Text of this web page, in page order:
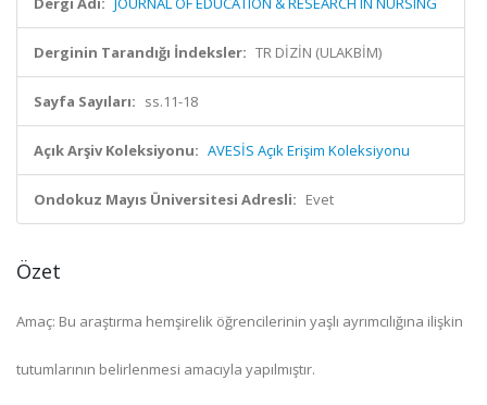
Derginin Tarandığı İndeksler: TR DİZİN (ULAKBİM)
Sayfa Sayıları: ss.11-18
Açık Arşiv Koleksiyonu: AVESİS Açık Erişim Koleksiyonu
Ondokuz Mayıs Üniversitesi Adresli: Evet
Özet
Amaç: Bu araştırma hemşirelik öğrencilerinin yaşlı ayrımcılığına ilişkin
tutumlarının belirlenmesi amacıyla yapılmıştır.